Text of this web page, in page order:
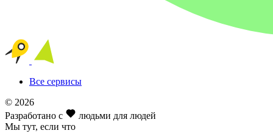
Все сервисы
© 2026
Разработано с
людьми для людей
Мы тут, если что